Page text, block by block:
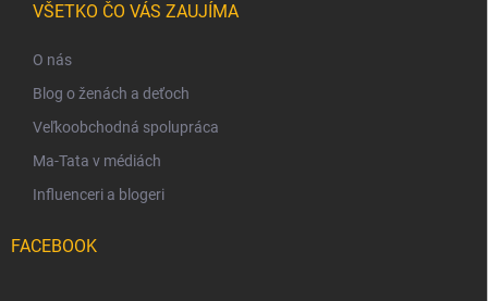
VŠETKO ČO VÁS ZAUJÍMA
O nás
Blog o ženách a deťoch
Veľkoobchodná spolupráca
Ma-Tata v médiách
Influenceri a blogeri
FACEBOOK